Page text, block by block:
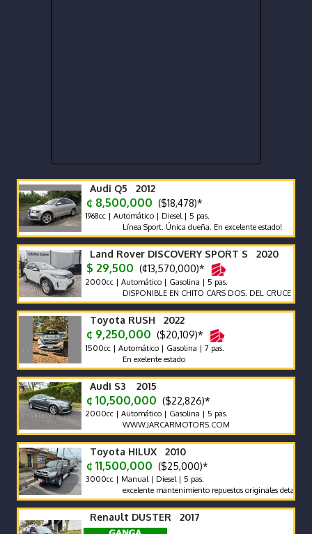
Audi Q5 2012
¢ 8,500,000 ($18,478)*
1968cc | Automático | Diesel | 5 pas.
Línea Sport. Única dueña. En excelente estado!
Land Rover DISCOVERY SPORT S 2020
$ 29,500 (¢13,570,000)*
2000cc | Automático | Gasolina | 5 pas.
DISPONIBLE EN CHITO CARS DOS. DEL CRUCE DE LA
Toyota RUSH 2022
¢ 9,250,000 ($20,109)*
1500cc | Automático | Gasolina | 7 pas.
En exelente estado
Audi S3 2015
¢ 10,500,000 ($22,826)*
2000cc | Automático | Gasolina | 5 pas.
WWW.JARCARMOTORS.COM
Toyota HILUX 2010
¢ 11,500,000 ($25,000)*
3000cc | Manual | Diesel | 5 pas.
excelente mantenimiento repuestos originales detalles de
Renault DUSTER 2017